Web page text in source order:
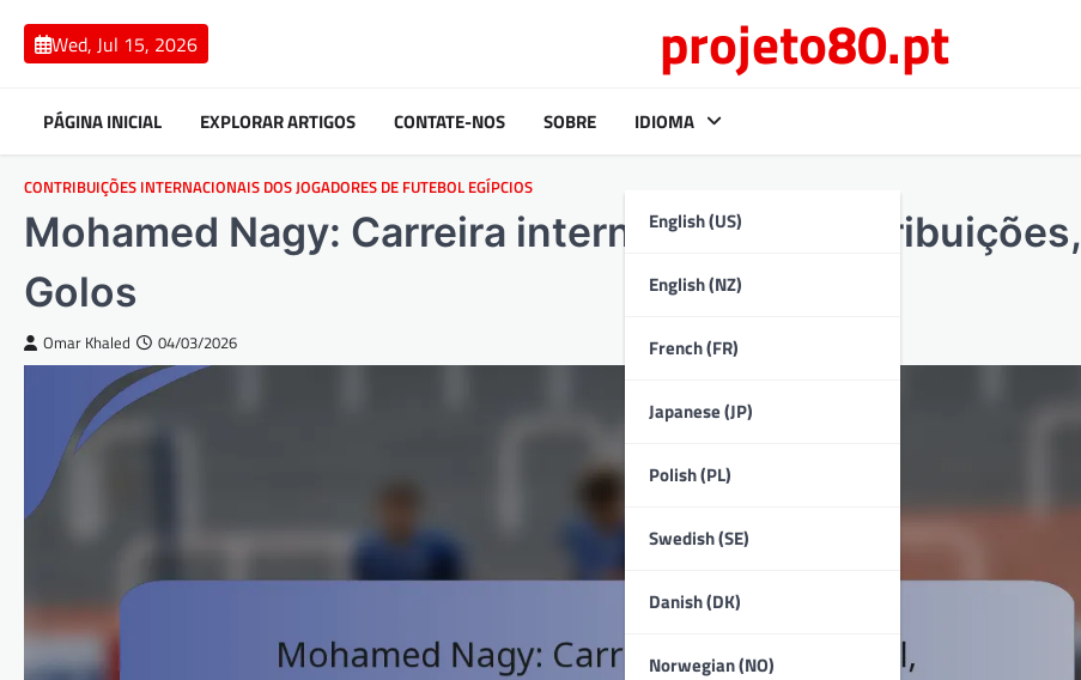
content
Wed, Jul 15, 2026 projeto80.pt
PÁGINA INICIAL EXPLORAR ARTIGOS CONTATE-NOS SOBRE IDIOMA
English (US)
English (NZ)
French (FR)
Japanese (JP)
Polish (PL)
Swedish (SE)
Danish (DK)
Norwegian (NO)
CONTRIBUIÇÕES INTERNACIONAIS DOS JOGADORES DE FUTEBOL EGÍPCIOS
Mohamed Nagy: Carreira internacional, Contribuições,
Golos
Omar Khaled 04/03/2026